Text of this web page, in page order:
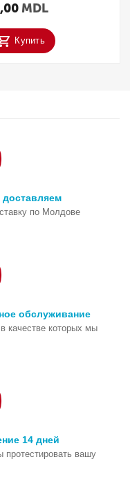
MDL
Купить
доставляем
по Молдове
обслуживание
качестве которых мы
14 дней
протестировать вашу